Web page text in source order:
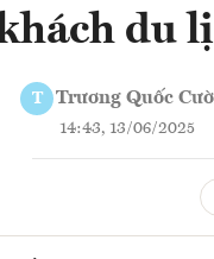
du
T Trương Quốc
14:43, 13/06/2025